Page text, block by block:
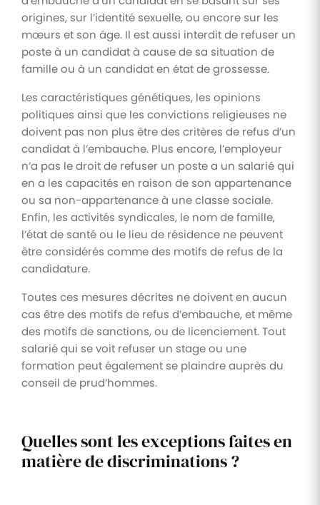
origines, sur l’identité sexuelle, ou encore sur les
mœurs et son âge. Il est aussi interdit de refuser un
poste à un candidat à cause de sa situation de
famille ou à un candidat en état de grossesse.
Les caractéristiques génétiques, les opinions
politiques ainsi que les convictions religieuses ne
doivent pas non plus être des critères de refus d’un
candidat à l’embauche. Plus encore, l’employeur
n’a pas le droit de refuser un poste a un salarié qui
en a les capacités en raison de son appartenance
ou sa non-appartenance à une classe sociale.
Enfin, les activités syndicales, le nom de famille,
l’état de santé ou le lieu de résidence ne peuvent
être considérés comme des motifs de refus de la
candidature.
Toutes ces mesures décrites ne doivent en aucun
cas être des motifs de refus d’embauche, et même
des motifs de sanctions, ou de licenciement. Tout
salarié qui se voit refuser un stage ou une
formation peut également se plaindre auprès du
conseil de prud’hommes.
Quelles sont les exceptions faites en
matière de discriminations ?